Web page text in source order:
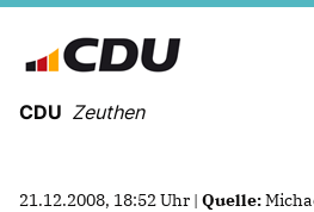
CDU Zeuthen
21.12.2008, 18:52 Uhr | Quelle: